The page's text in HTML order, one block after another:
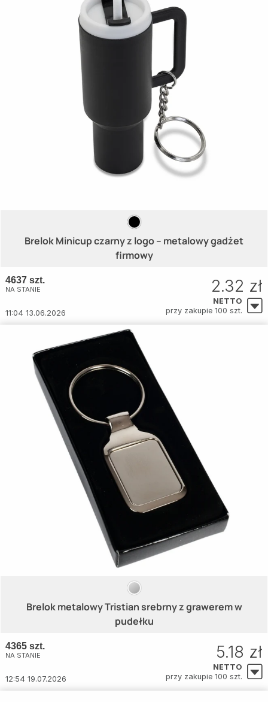
Brelok Minicup czarny z logo – metalowy gadżet
firmowy
4637 szt.
NA STANIE
11:04 13.06.2026
2.32 zł
NETTO
przy zakupie 100 szt.
Brelok metalowy Tristian srebrny z grawerem w
pudełku
4365 szt.
NA STANIE
12:54 19.07.2026
5.18 zł
NETTO
przy zakupie 100 szt.